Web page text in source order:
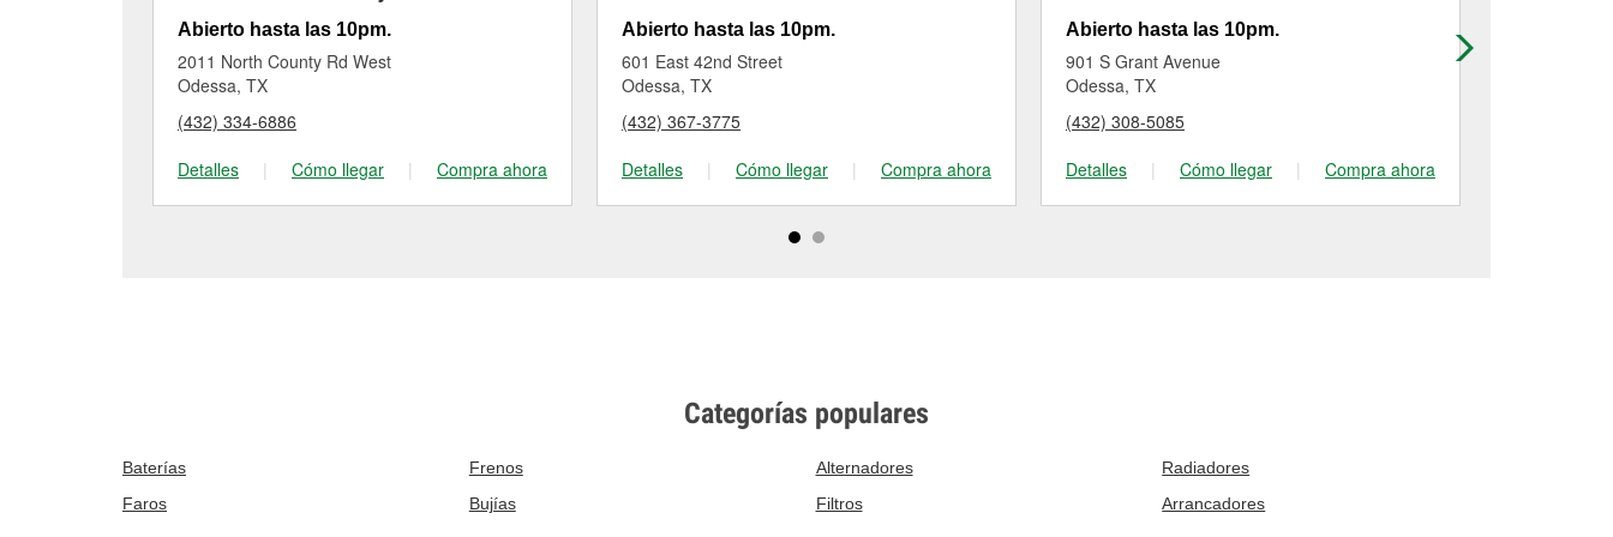
Abierto hasta las 10pm.
2011 North County Rd West
Odessa, TX
(432) 334-6886
Detalles
| Cómo llegar | Compra ahora
Abierto hasta las 10pm.
601 East 42nd Street
Odessa, TX
(432) 367-3775
Detalles
| Cómo llegar | Compra ahora
Abierto hasta las 10pm.
901 S Grant Avenue
Odessa, TX
(432) 308-5085
Detalles
| Cómo llegar | Compra ahora
Categorías populares
Baterías Frenos Alternadores
Radiadores
Faros
Bujías Filtros Arrancadores